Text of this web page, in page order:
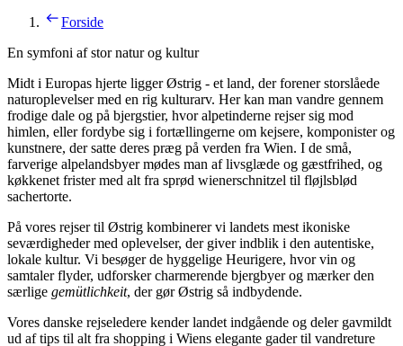
Forside
En symfoni af stor natur og kultur
Midt i Europas hjerte ligger Østrig - et land, der forener storslåede
naturoplevelser med en rig kulturarv. Her kan man vandre gennem
frodige dale og på bjergstier, hvor alpetinderne rejser sig mod
himlen, eller fordybe sig i fortællingerne om kejsere, komponister og
kunstnere, der satte deres præg på verden fra Wien. I de små,
farverige alpelandsbyer mødes man af livsglæde og gæstfrihed, og
køkkenet frister med alt fra sprød wienerschnitzel til fløjlsblød
sachertorte.
På vores rejser til Østrig kombinerer vi landets mest ikoniske
seværdigheder med oplevelser, der giver indblik i den autentiske,
lokale kultur. Vi besøger de hyggelige Heurigere, hvor vin og
samtaler flyder, udforsker charmerende bjergbyer og mærker den
særlige gemütlichkeit, der gør Østrig så indbydende.
Vores danske rejseledere kender landet indgående og deler gavmildt
ud af tips til alt fra shopping i Wiens elegante gader til vandreture